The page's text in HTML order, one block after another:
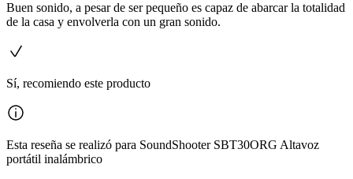
Buen sonido, a pesar de ser pequeño es capaz de abarcar la totalidad
de la casa y envolverla con un gran sonido.
Sí, recomiendo este producto
Esta reseña se realizó para SoundShooter SBT30ORG Altavoz
portátil inalámbrico